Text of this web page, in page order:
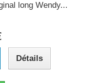
long Wendy...
Détails